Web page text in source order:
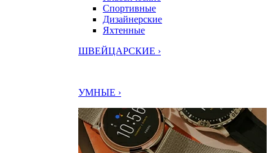
Спортивные
Дизайнерские
Яхтенные
ШВЕЙЦАРСКИЕ ›
УМНЫЕ ›